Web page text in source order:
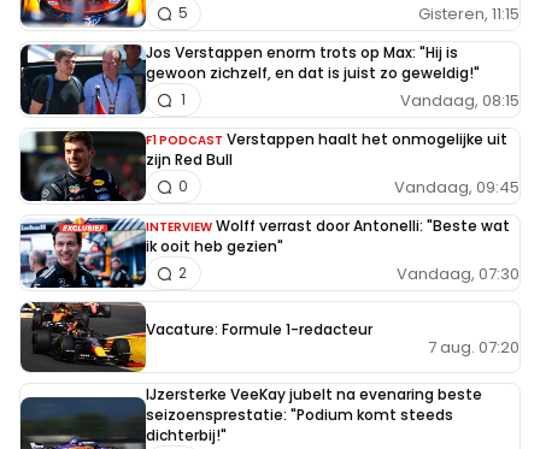
Gisteren, 11:15
5
Jos Verstappen enorm trots op Max: "Hij is
gewoon zichzelf, en dat is juist zo geweldig!"
Vandaag, 08:15
1
F1 PODCAST Verstappen haalt het onmogelijke uit
zijn Red Bull
Vandaag, 09:45
0
INTERVIEW Wolff verrast door Antonelli: "Beste wat
ik ooit heb gezien"
Vandaag, 07:30
2
Vacature: Formule 1-redacteur
7 aug. 07:20
IJzersterke VeeKay jubelt na evenaring beste
seizoensprestatie: "Podium komt steeds
dichterbij!"